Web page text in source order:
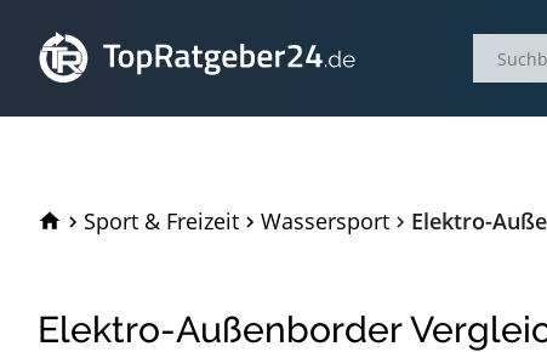
TopRatgeber24.de
Sport & Freizeit Wassersport Elektro-
Elektro-Außenborder